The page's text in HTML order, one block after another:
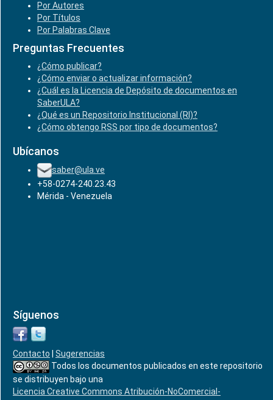
Por Autores
Por Títulos
Por Palabras Clave
Preguntas Frecuentes
¿Cómo publicar?
¿Cómo enviar o actualizar información?
¿Cuál es la Licencia de Depósito de documentos en
SaberULA?
¿Qué es un Repositorio Institucional (RI)?
¿Cómo obtengo RSS por tipo de documentos?
Ubícanos
saber@ula.ve
+58-0274-240.23.43
Mérida - Venezuela
Síguenos
Contacto
Sugerencias
Todos los documentos publicados en este repositorio
se distribuyen bajo una
Licencia Creative Commons Atribución-NoComercial-